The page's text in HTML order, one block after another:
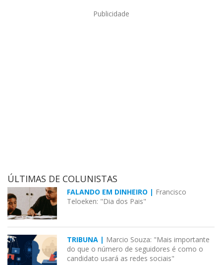
Publicidade
ÚLTIMAS DE COLUNISTAS
FALANDO EM DINHEIRO | Francisco
Teloeken: "Dia dos Pais"
TRIBUNA | Marcio Souza: "Mais importante
do que o número de seguidores é como o
candidato usará as redes sociais"